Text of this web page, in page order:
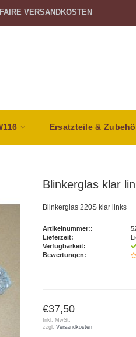
FAIRE VERSANDKOSTEN
Ersatzteile &
Blinkerglas klar
Blinkerglas 220S klar links
Artikelnummer::
Lieferzeit:
Verfügbarkeit:
Bewertungen:
€37,50
Inkl. MwSt.
zzgl.Versandkosten